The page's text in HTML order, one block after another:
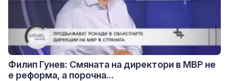
Филип Гунев: Смяната на директори в МВР не
е реформа, а порочна...